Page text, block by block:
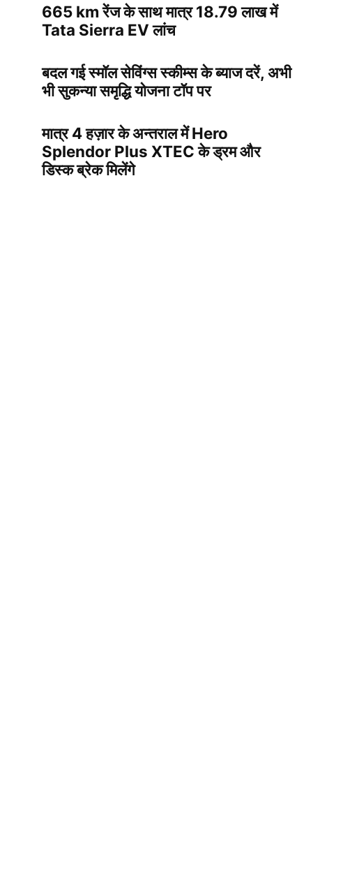
665 km रेंज के साथ मात्र 18.79 लाख में
Tata Sierra EV लांच
बदल गई स्मॉल सेविंग्स स्कीम्स के ब्याज दरें, अभी
भी सुकन्या समृद्धि योजना टॉप पर
मात्र 4 हज़ार के अन्तराल में Hero
Splendor Plus XTEC के ड्रम और
डिस्क ब्रेक मिलेंगे